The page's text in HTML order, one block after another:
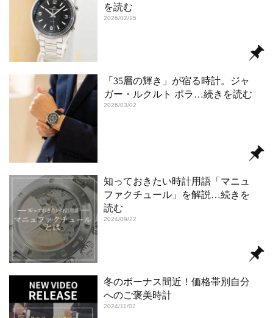
を読む
2026/02/15
「35層の輝き」が宿る時計。ジャ
ガー・ルクルト ポラ …続きを読む
2026/03/02
知っておきたい時計用語「マニュ
ファクチュール」を解説 …続きを
読む
2024/09/22
冬のボーナス間近！価格帯別自分
へのご褒美時計
2024/11/02